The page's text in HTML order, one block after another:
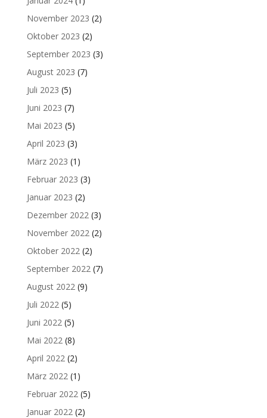
November 2023 (2)
Oktober 2023 (2)
September 2023 (3)
August 2023 (7)
Juli 2023 (5)
Juni 2023 (7)
Mai 2023 (5)
April 2023 (3)
März 2023 (1)
Februar 2023 (3)
Januar 2023 (2)
Dezember 2022(3)
November 2022(2)
Oktober 2022(2)
September 2022(7)
August 2022(9)
Juli 2022(5)
Juni 2022(5)
Mai 2022(8)
April 2022(2)
März 2022(1)
Februar 2022(5)
Januar 2022(2)